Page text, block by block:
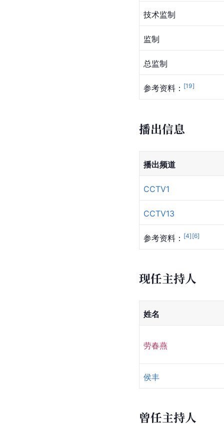
技术监制
监制
总监制
参考资料： [19]
播出信息
播出频道
CCTV1
CCTV13
参考资料： [4] [6]
现任主持人
姓名
劳春燕
侯丰
曾任主持人